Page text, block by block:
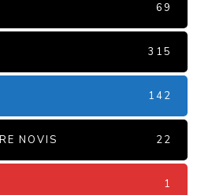
69
315
142
NOVIS 22
1